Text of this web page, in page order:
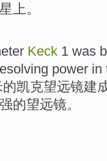
上。
Keck 1 was
power in
的凯克望远镜建
的望远镜。